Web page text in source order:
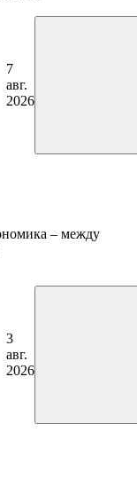
7
авг.
2026
– между
3
авг.
2026